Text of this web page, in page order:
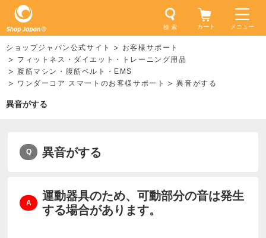
メニュー
検 索 カート
ショップジャパン公式サイト
お客様サポート
フィットネス・ダイエット・トレーニング用品
腹筋マシン・腹筋ベルト・EMS
ワンダーコア スマートのお客様サポート
異音がする
異音がする
異音がする
運動器具のため、可動部分の音は発生
する場合があります。